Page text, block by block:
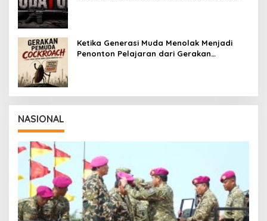
Ketika Generasi Muda Menolak Menjadi
Penonton Pelajaran dari Gerakan
NASIONAL